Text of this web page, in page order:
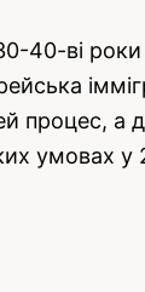
40-ві
процес, а
умовах у